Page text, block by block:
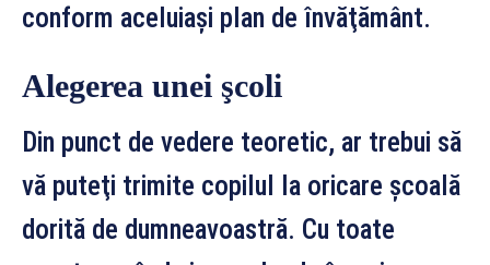
conform aceluiaşi plan de învăţământ.
Alegerea unei şcoli
Din punct de vedere teoretic, ar trebui să
vă puteţi trimite copilul la oricare şcoală
dorită de dumneavoastră. Cu toate